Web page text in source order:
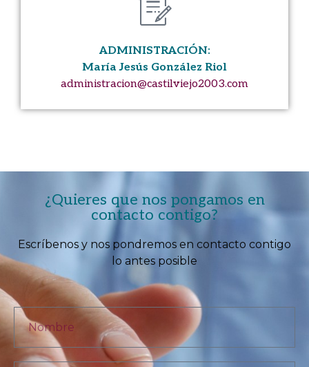
ADMINISTRACIÓN:
María Jesús González Riol
administracion@castilviejo2003.com
¿Quieres que nos pongamos en
contacto contigo?
Escríbenos y nos pondremos en contacto contigo
lo antes posible